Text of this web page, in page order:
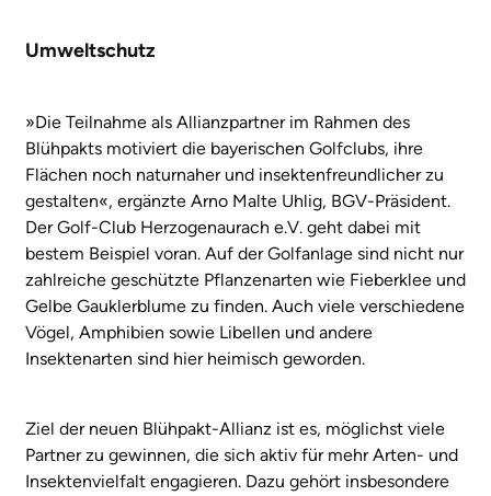
Umweltschutz
»Die Teilnahme als Allianzpartner im Rahmen des
Blühpakts motiviert die bayerischen Golfclubs, ihre
Flächen noch naturnaher und insektenfreundlicher zu
gestalten«, ergänzte Arno Malte Uhlig, BGV-Präsident.
Der Golf-Club Herzogenaurach e.V. geht dabei mit
bestem Beispiel voran. Auf der Golfanlage sind nicht nur
zahlreiche geschützte Pflanzenarten wie Fieberklee und
Gelbe Gauklerblume zu finden. Auch viele verschiedene
Vögel, Amphibien sowie Libellen und andere
Insektenarten sind hier heimisch geworden.
Ziel der neuen Blühpakt-Allianz ist es, möglichst viele
Partner zu gewinnen, die sich aktiv für mehr Arten- und
Insektenvielfalt engagieren. Dazu gehört insbesondere